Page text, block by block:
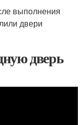
выполнения
двери
дверь